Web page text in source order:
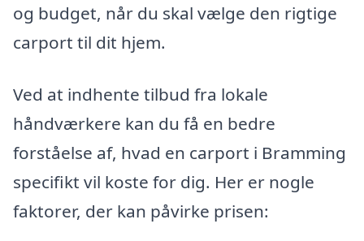
og budget, når du skal vælge den rigtige
carport til dit hjem.
Ved at indhente tilbud fra lokale
håndværkere kan du få en bedre
forståelse af, hvad en carport i Bramming
specifikt vil koste for dig. Her er nogle
faktorer, der kan påvirke prisen: